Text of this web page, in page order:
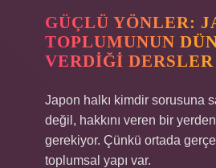
GÜÇLÜ YÖNLER:
TOPLUMUNUN
VERDIĞI DERSLER
Japon halkı kimdir sorusuna
değil, hakkını veren bir
gerekiyor. Çünkü ortada
toplumsal yapı var.